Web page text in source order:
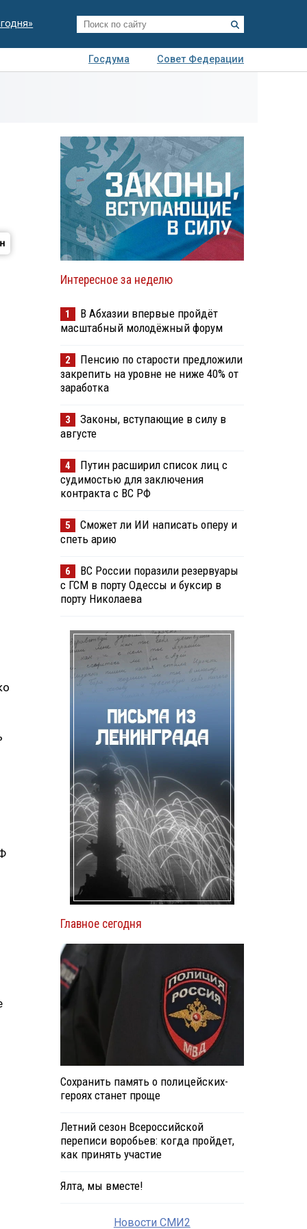
Госдума
Совет Федерации
Интересное за неделю
1
В Абхазии впервые пройдёт
масштабный молодёжный форум
2
Пенсию по старости предложили
закрепить на уровне не ниже 40% от
заработка
3
Законы, вступающие в силу в
августе
4
Путин расширил список лиц с
судимостью для заключения
контракта с ВС РФ
5
Сможет ли ИИ написать оперу и
спеть арию
6
ВС России поразили резервуары
с ГСМ в порту Одессы и буксир в
порту Николаева
Главное сегодня
Сохранить память о полицейских-
героях станет проще
Летний сезон Всероссийской
переписи воробьев: когда пройдет,
как принять участие
Ялта, мы вместе!
Новости СМИ2